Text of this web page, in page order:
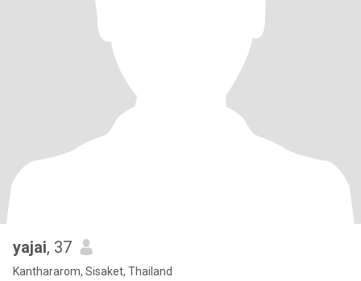
yajai, 37
Kanthararom, Sisaket, Thailand